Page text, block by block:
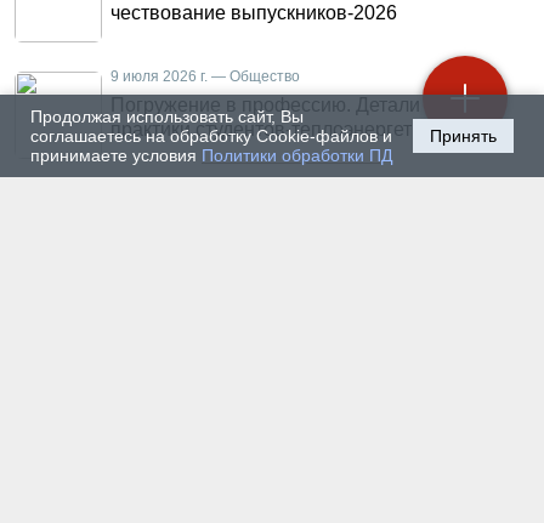
Продолжая использовать сайт, Вы
соглашаетесь на обработку Cookie-файлов и
принимаете условия Политики обработки ПД
Принять
чествование выпускников-2026
9 июля 2026 г. — Общество
Погружение в профессию. Детали летней
практики студентов-теплоэнергетиков